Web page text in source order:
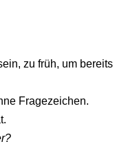
zu früh, um bereits
Fragezeichen.